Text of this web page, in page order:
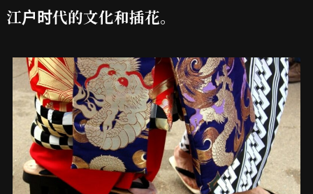
江户时代的文化和插花。